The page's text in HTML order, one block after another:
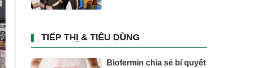
TIẾP THỊ & TIÊU DÙNG
Biofermin chia sẻ bí quyết